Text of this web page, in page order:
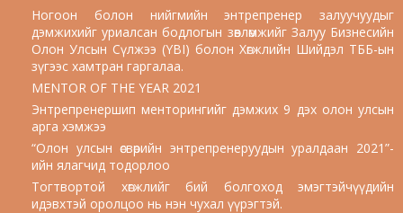
Ногоон болон нийгмийн энтрепренер залуучуудыг
дэмжихийг уриалсан бодлогын зөвлөмжийг Залуу Бизнесийн
Олон Улсын Сүлжээ (YBI) болон Хөгжлийн Шийдэл ТББ-ын
зүгээс хамтран гаргалаа.
MENTOR OF THE YEAR 2021
Энтрепренершип менторингийг дэмжих 9 дэх олон улсын
арга хэмжээ
“Олон улсын өсвөрийн энтрепренеруудын уралдаан 2021”-
ийн ялагчид тодорлоо
Тогтвортой хөгжлийг бий болгоход эмэгтэйчүүдийн
идэвхтэй оролцоо нь нэн чухал үүрэгтэй.